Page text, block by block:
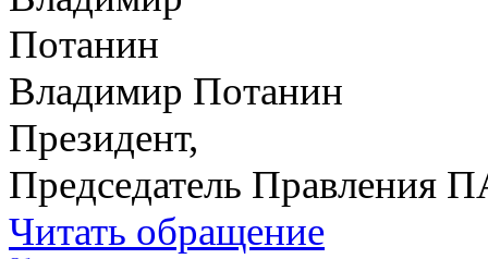
Владимир Потанин
Президент,
Председатель Правления
Читать обращение